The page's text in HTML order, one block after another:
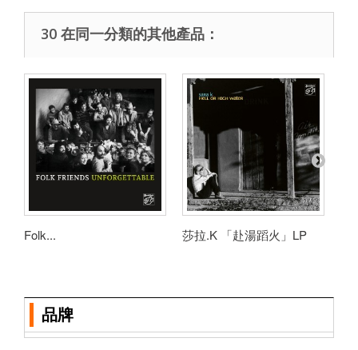
30 在同一分類的其他產品：
Folk... 莎拉.K 「赴湯蹈火」LP
品牌